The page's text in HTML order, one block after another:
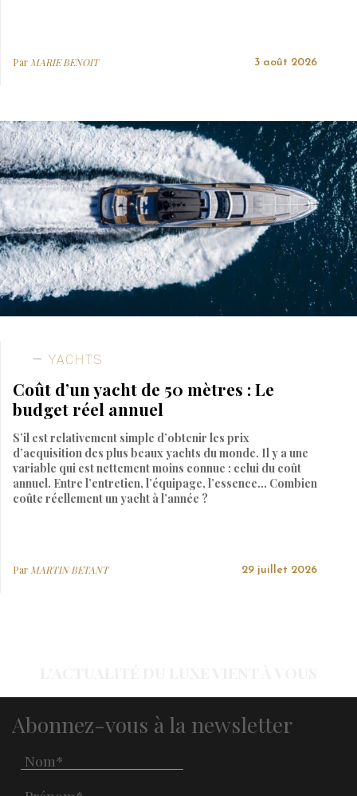
ParMARIE BENOIT 3 août 2026
YACHTS
Coût d’un yacht de 50 mètres : Le
budget réel annuel
S’il est relativement simple d’obtenir les prix
d’acquisition des plus beaux yachts du monde. Il y a une
variable qui est nettement moins connue : celui du coût
annuel. Entre l’entretien, l’équipage, l’essence… Combien
coûte réellement un yacht à l’année ?
Par MARTIN BETANT 29 juillet 2026
Abonnez-vous à la newsletter